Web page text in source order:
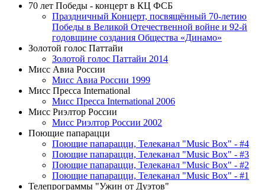
70 лет Победы - концерт в КЦ ФСБ
Праздничный Концерт, посвящённый 70-летию
Победы в Великой Отечественной войне и 92-й
годовщине создания Общества «Динамо»
Золотой голос Паттайи
Золотой голос Паттайи 2014
Мисс Авиа России
Мисс Авиа России 1999
Мисс Пресса International
Мисс Пресса International 2006
Мисс Риэлтор России
Мисс Риэлтор России 2002
Поющие папарацци
Поющие папарацци, Телеканал "Music Box" - #4
Поющие папарацци, Телеканал "Music Box" - #3
Поющие папарацци, Телеканал "Music Box" - #2
Поющие папарацци, Телеканал "Music Box" - #1
Телепрограммы "Ужин от Дуэтов"